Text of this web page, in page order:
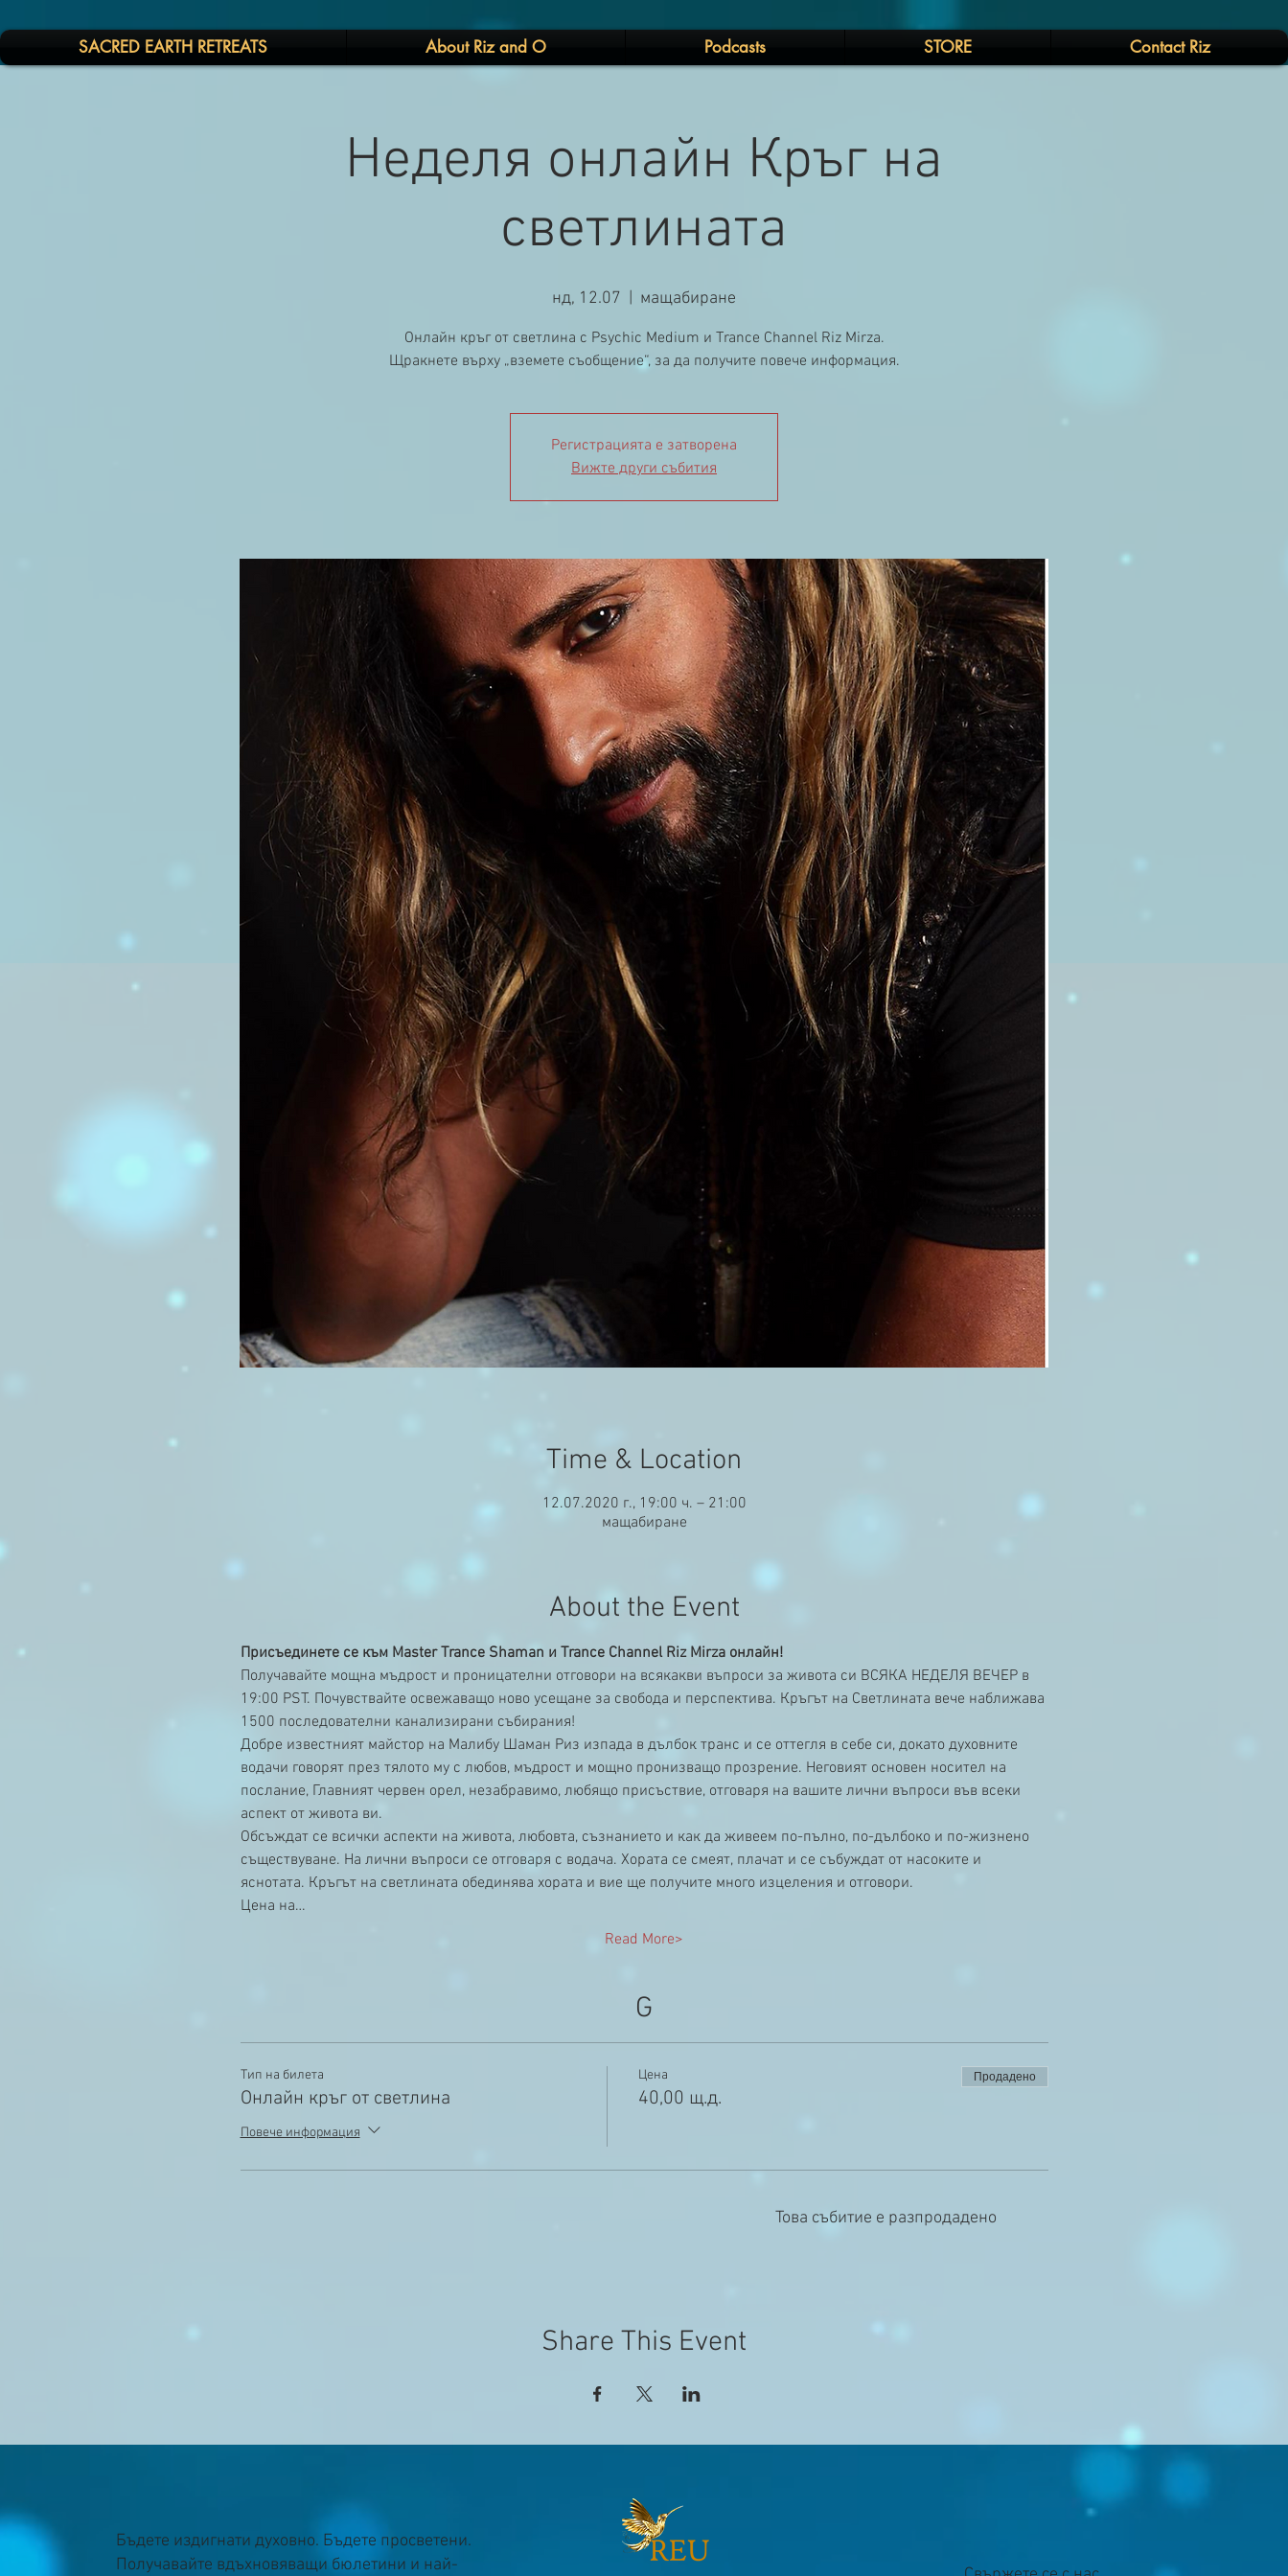
SACRED EARTH RETREATS About Riz and O Podcasts STORE Contact Riz
Неделя онлайн Кръг на
светлината
нд, 12.07 мащабиране
Онлайн кръг от светлина с Psychic Medium и Trance Channel Riz Mirza.
Щракнете върху „вземете съобщение“, за да получите повече информация.
Регистрацията е затворена
Вижте други събития
Time & Location
12.07.2020 г., 19:00 ч. – 21:00
мащабиране
About the Event
Присъединете се към Master Trance Shaman и Trance Channel Riz Mirza онлайн!
Получавайте мощна мъдрост и проницателни отговори на всякакви въпроси за живота си ВСЯКА НЕДЕЛЯ ВЕЧЕР в
19:00 PST. Почувствайте освежаващо ново усещане за свобода и перспектива. Кръгът на Светлината вече наближава
1500 последователни канализирани събирания!
Добре известният майстор на Малибу Шаман Риз изпада в дълбок транс и се оттегля в себе си, докато духовните
водачи говорят през тялото му с любов, мъдрост и мощно пронизващо прозрение. Неговият основен носител на
послание, Главният червен орел, незабравимо, любящо присъствие, отговаря на вашите лични въпроси във всеки
аспект от живота ви.
Обсъждат се всички аспекти на живота, любовта, съзнанието и как да живеем по-пълно, по-дълбоко и по-жизнено
съществуване. На лични въпроси се отговаря с водача. Хората се смеят, плачат и се събуждат от насоките и
яснотата. Кръгът на светлината обединява хората и вие ще получите много изцеления и отговори.
Цена на…
Read More>
G
Тип на билета
Онлайн кръг от светлина
Повече информация
Цена
40,00 щ.д.
Продадено
Това събитие е разпродадено
Share This Event
Бъдете издигнати духовно. Бъдете просветени.
Получавайте вдъхновяващи бюлетини и най-